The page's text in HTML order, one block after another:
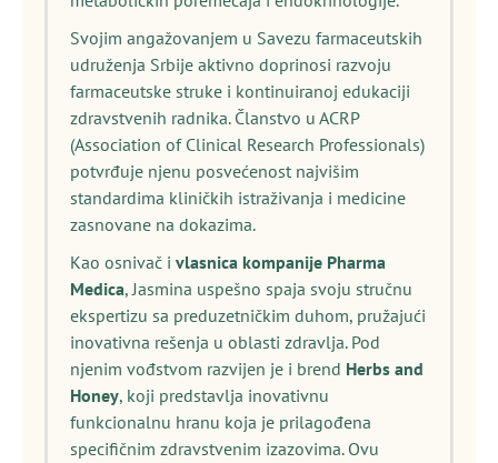
Svojim angažovanjem u Savezu farmaceutskih
udruženja Srbije aktivno doprinosi razvoju
farmaceutske struke i kontinuiranoj edukaciji
zdravstvenih radnika. Članstvo u ACRP
(Association of Clinical Research Professionals)
potvrđuje njenu posvećenost najvišim
standardima kliničkih istraživanja i medicine
zasnovane na dokazima.
Kao osnivač i vlasnica kompanije Pharma
Medica, Jasmina uspešno spaja svoju stručnu
ekspertizu sa preduzetničkim duhom, pružajući
inovativna rešenja u oblasti zdravlja. Pod
njenim vođstvom razvijen je i brend Herbs and
Honey, koji predstavlja inovativnu
funkcionalnu hranu koja je prilagođena
specifičnim zdravstvenim izazovima. Ovu